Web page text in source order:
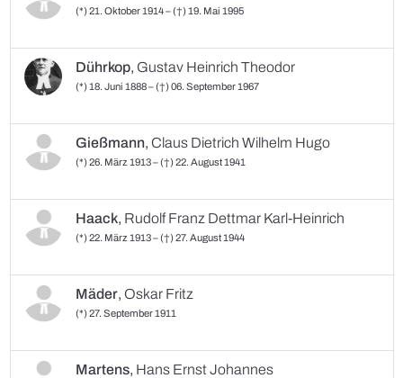
(*) 21. Oktober 1914 – (†) 19. Mai 1995
Dührkop, Gustav Heinrich Theodor
(*) 18. Juni 1888 – (†) 06. September 1967
Gießmann, Claus Dietrich Wilhelm Hugo
(*) 26. März 1913 – (†) 22. August 1941
Haack, Rudolf Franz Dettmar Karl-Heinrich
(*) 22. März 1913 – (†) 27. August 1944
Mäder, Oskar Fritz
(*) 27. September 1911
Martens, Hans Ernst Johannes